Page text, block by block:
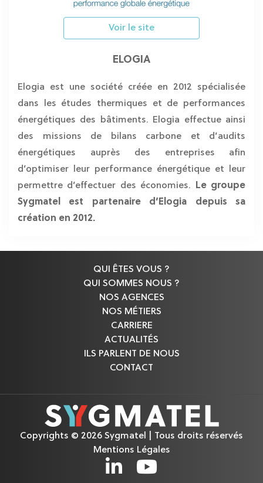
Voir le site
ELOGIA
Elogia est une société créée en 2012 spécialisée
dans les études thermiques et de performances
énergétiques des bâtiments. Elogia effectue ainsi
des missions de bilans carbone et d’audits
énergétiques auprès des entreprises afin
d’optimiser leur performance énergétique et leur
permettre d’effectuer des économies. Le groupe
Sygmatel est partenaire d’Elogia depuis sa
création en 2012.
QUI ÊTES VOUS ?
QUI SOMMES NOUS ?
NOS AGENCES
NOS MÉTIERS
CARRIERE
ACTUALITÉS
ILS PARLENT DE NOUS
CONTACT
Copyrights © 2026 Sygmatel | Tous droits réservés
Mentions Légales